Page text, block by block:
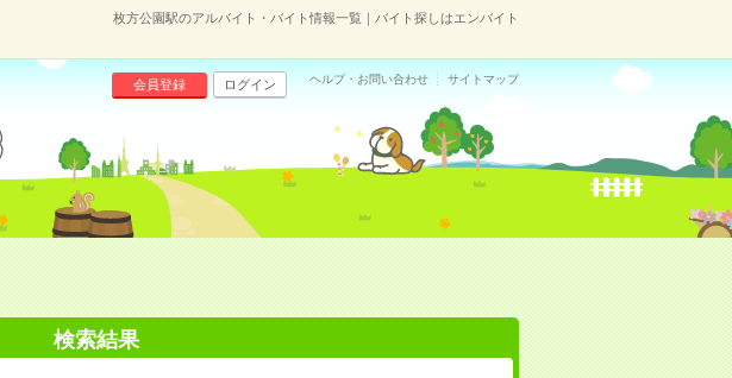
枚方公園駅のアルバイト・バイト情報一覧｜バイト探しはエンバイト
会員登録 ログイン ヘルプ・お問い合わせ サイトマップ
検索結果